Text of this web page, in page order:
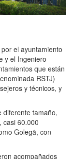
el ayuntamiento
y el Ingeniero
que están
RSTJ)
y técnicos, y
diferente tamaño,
casi 60.000
Golegã, con
acompañados